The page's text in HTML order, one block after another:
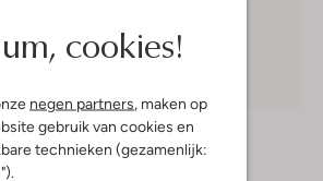
cookies!
negen partners , maken op
gebruik van cookies en
technieken (gezamenlijk:
met Klarna